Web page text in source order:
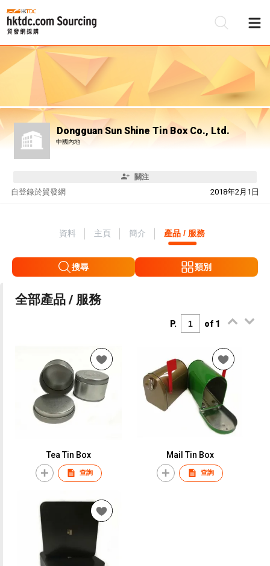
Dongguan Sun Shine Tin Box Co., Ltd.
中國內地
關注
自 2018年2月1日
登錄於貿發網
資料 主頁 簡介 產品 / 服務
搜尋 類別
全部產品 / 服務
P. of 1
Tea Tin Box
查詢
Mail Tin Box
查詢